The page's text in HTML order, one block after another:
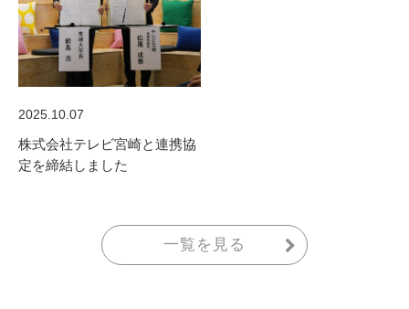
2025.10.07
株式会社テレビ宮崎と連携協
定を締結しました
一覧を見る